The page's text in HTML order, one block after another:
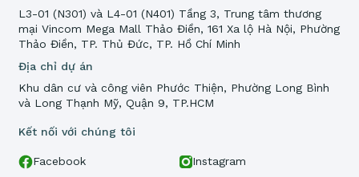
Địa chỉ dự án
Khu dân cư và công viên Phước Thiện, Phường Long Bình
và Long Thạnh Mỹ, Quận 9, TP.HCM
L3-01 (N301) và L4-01 (N401) Tầng 3, Trung tâm thương
mại Vincom Mega Mall Thảo Điền, 161 Xa lộ Hà Nội, Phường
Thảo Điền, TP. Thủ Đức, TP. Hồ Chí Minh
Kết nối với chúng tôi
Facebook
Instagram